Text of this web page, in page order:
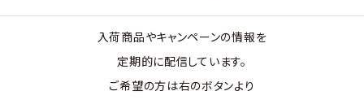
入荷商品やキャンペーンの情報を
定期的に配信しています。
ご希望の方は右のボタンより